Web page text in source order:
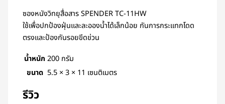
ซองหนังวิทยุสื่อสาร SPENDER TC-11HW
ใช้เพื่อปกป้องฝุ่นและละอองน้ำได้เล็กน้อย กันการกระแทกโดด
ตรงและป้องกันรอยขีดข่วน
น้ำหนัก 200 กรัม
ขนาด 5.5 × 3 × 11 เซนติเมตร
รีวิว